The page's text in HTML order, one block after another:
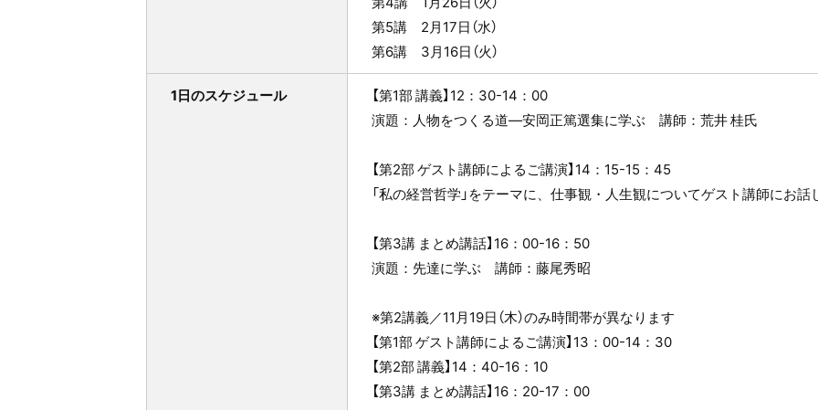
第5講 2月17日（水）
第6講 3月16日（火）
1日のスケジュール
【第1部 講義】12：30-14：00
演題：人物をつくる道—安岡正篤選集に学ぶ 講師：荒井 桂氏
【第2部 ゲスト講師によるご講演】14：15-15：45
「私の経営哲学」をテーマに、仕事観・人生観についてゲスト講師にお話
【第3講 まとめ講話】16：00-16：50
演題：先達に学ぶ 講師：藤尾秀昭
※第2講義／11月19日（木）のみ時間帯が異なります
【第1部 ゲスト講師によるご講演】13：00-14：30
【第2部 講義】14：40-16：10
【第3講 まとめ講話】16：20-17：00